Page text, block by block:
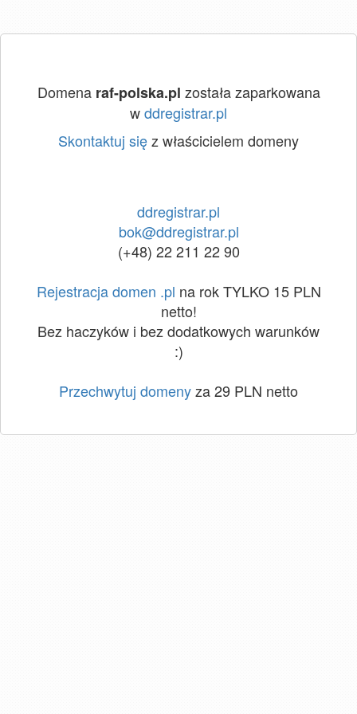
Domena raf-polska.pl została zaparkowana
wddregistrar.pl
Skontaktuj sięz właścicielem domeny
ddregistrar.pl
bok@ddregistrar.pl
(+48) 22 211 22 90
Rejestracja domen .pl na rok TYLKO 15 PLN
netto!
Bez haczyków i bez dodatkowych warunków
:)
Przechwytuj domenyza 29 PLN netto